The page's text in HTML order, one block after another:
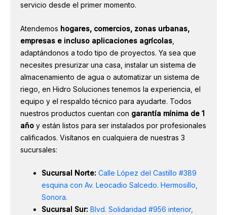
servicio desde el primer momento.
Atendemos hogares, comercios, zonas urbanas,
empresas e incluso aplicaciones agrícolas
adaptándonos a todo tipo de proyectos. Ya sea que
necesites presurizar una casa, instalar un sistema de
almacenamiento de agua o automatizar un sistema de
riego, en Hidro Soluciones tenemos la experiencia, el
equipo y el respaldo técnico para ayudarte. Todos
nuestros productos cuentan con garantía mínima de 1
año y están listos para ser instalados por profesionales
calificados. Visítanos en cualquiera de nuestras 3
sucursales:
Sucursal Norte: Calle López del Castillo #389
esquina con Av. Leocadio Salcedo. Hermosillo,
Sonora.
Sucursal Sur: Blvd. Solidaridad #956 interior,